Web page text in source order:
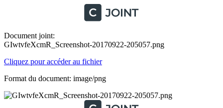
Document joint:
GIwtvfeXcmR_Screenshot-20170922-205057.png
Cliquez pour accéder au fichier
Format du document: image/png